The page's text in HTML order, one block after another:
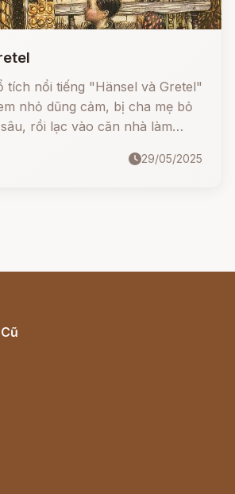
tích nổi tiếng "Hänsel và Gretel"
nhỏ dũng cảm, bị cha mẹ bỏ
rồi lạc vào căn nhà làm
và sự gan dạ, họ đã vượt
29/05/2025